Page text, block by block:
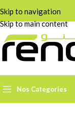
Skip to navigation
Skip to main content
Nos Categories